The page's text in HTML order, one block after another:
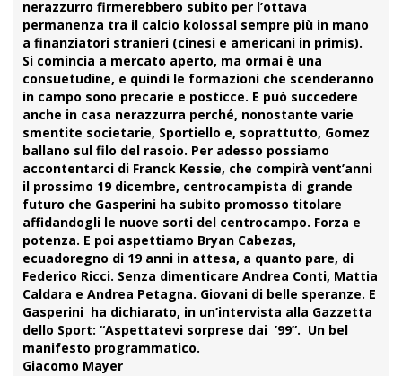
nerazzurro firmerebbero subito per l’ottava
permanenza tra il calcio kolossal sempre più in mano
a finanziatori stranieri (cinesi e americani in primis).
Si comincia a mercato aperto, ma ormai è una
consuetudine, e quindi le formazioni che scenderanno
in campo sono precarie e posticce. E può succedere
anche in casa nerazzurra perché, nonostante varie
smentite societarie, Sportiello e, soprattutto, Gomez
ballano sul filo del rasoio. Per adesso possiamo
accontentarci di Franck Kessie, che compirà vent’anni
il prossimo 19 dicembre, centrocampista di grande
futuro che Gasperini ha subito promosso titolare
affidandogli le nuove sorti del centrocampo. Forza e
potenza. E poi aspettiamo Bryan Cabezas,
ecuadoregno di 19 anni in attesa, a quanto pare, di
Federico Ricci. Senza dimenticare Andrea Conti, Mattia
Caldara e Andrea Petagna. Giovani di belle speranze. E
Gasperini ha dichiarato, in un’intervista alla Gazzetta
dello Sport: “Aspettatevi sorprese dai ’99”. Un bel
manifesto programmatico.
Giacomo Mayer